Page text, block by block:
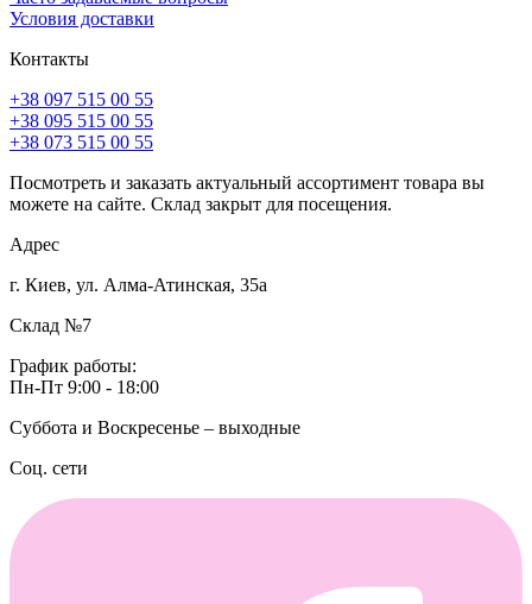
Условия доставки
Контакты
+38 097 515 00 55
+38 095 515 00 55
+38 073 515 00 55
Посмотреть и заказать актуальный ассортимент товара вы
можете на сайте. Склад закрыт для посещения.
Адрес
г. Киев, ул. Алма-Атинская, 35а
Склад №7
График работы:
Пн-Пт 9:00 - 18:00
Суббота и Воскресенье – выходные
Соц. сети